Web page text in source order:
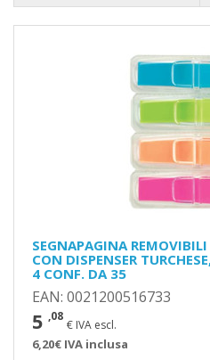
SEGNAPAGINA
CON DISPENSER
4 CONF. DA 35
EAN: 0021200516733
5 ,08
€ IVA escl.
6,20€ IVA inclusa